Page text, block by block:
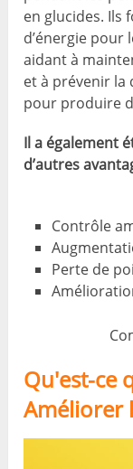
en glucides. Ils
d’énergie pour
aidant à
et à prévenir la
pour produire
Il a également
d’autres
Contrôle
Perte de
Qu'est-ce
Améliorer